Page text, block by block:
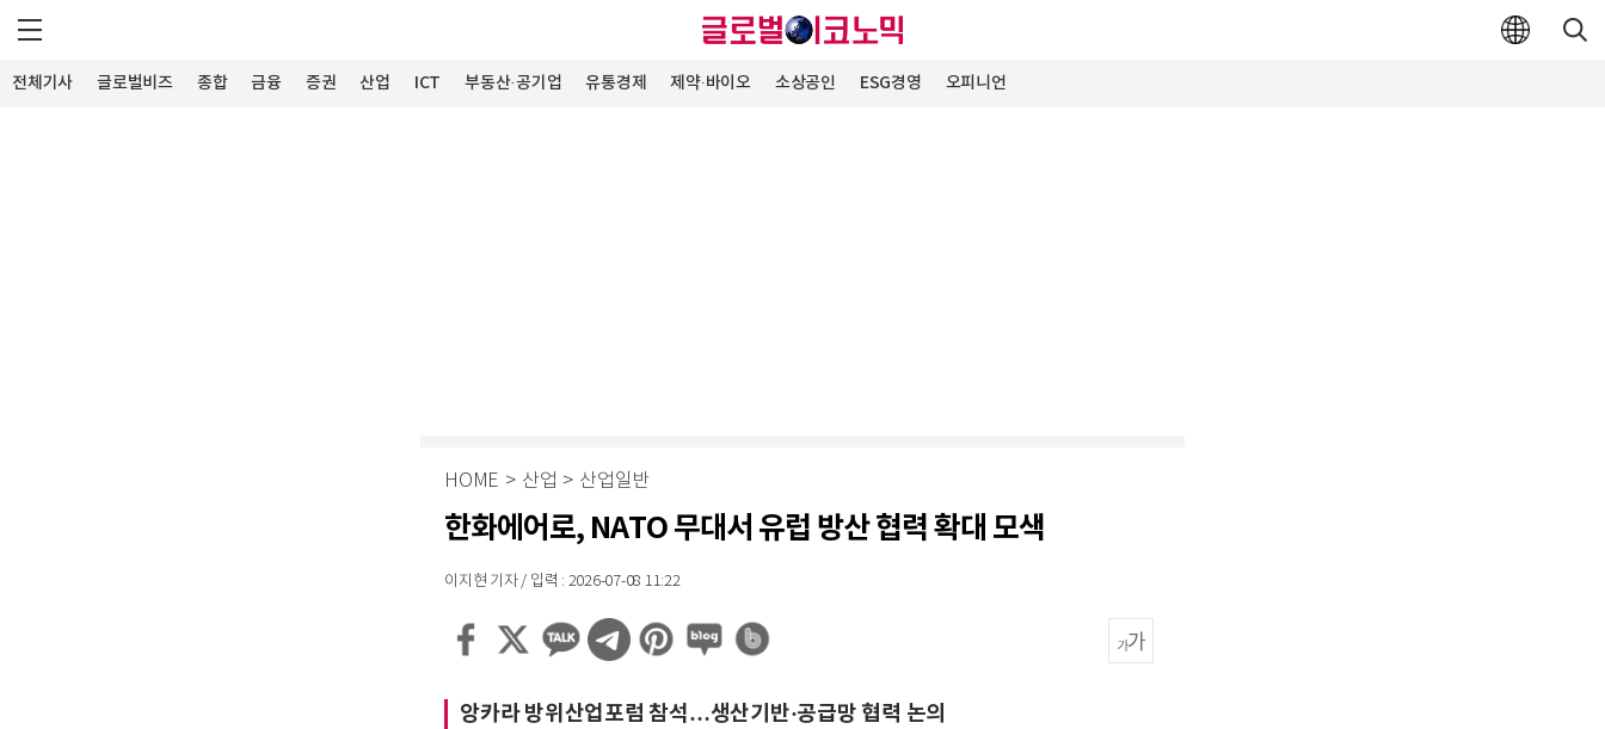
전체기사 글로벌비즈 종합 금융 증권 산업 ICT 부동산·공기업 유통경제 제약∙바이오 소상공인 ESG경영 오피니언
HOME > 산업 > 산업일반
한화에어로, NATO 무대서 유럽 방산 협력 확대 모색
이지현 기자 / 입력 : 2026-07-08 11:22
앙카라 방위산업포럼 참석…생산기반·공급망 협력 논의